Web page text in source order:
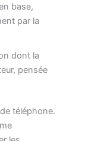
base,
par la
dont la
pensée
téléphone.